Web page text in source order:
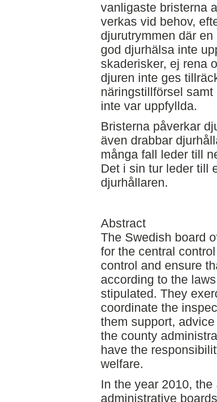
vanligaste bristerna
verkas vid behov,
djurutrymmen där
god djurhälsa inte
skaderisker, ej rena
djuren inte ges
näringstillförsel
inte var uppfyllda.
Bristerna påverkar
även drabbar
många fall leder till
Det i sin tur leder till
djurhållaren.
Abstract
The Swedish board
for the central
control and ensure
according to the
stipulated. They
coordinate the
them support,
the county
have the
welfare.
In the year 2010,
administrative